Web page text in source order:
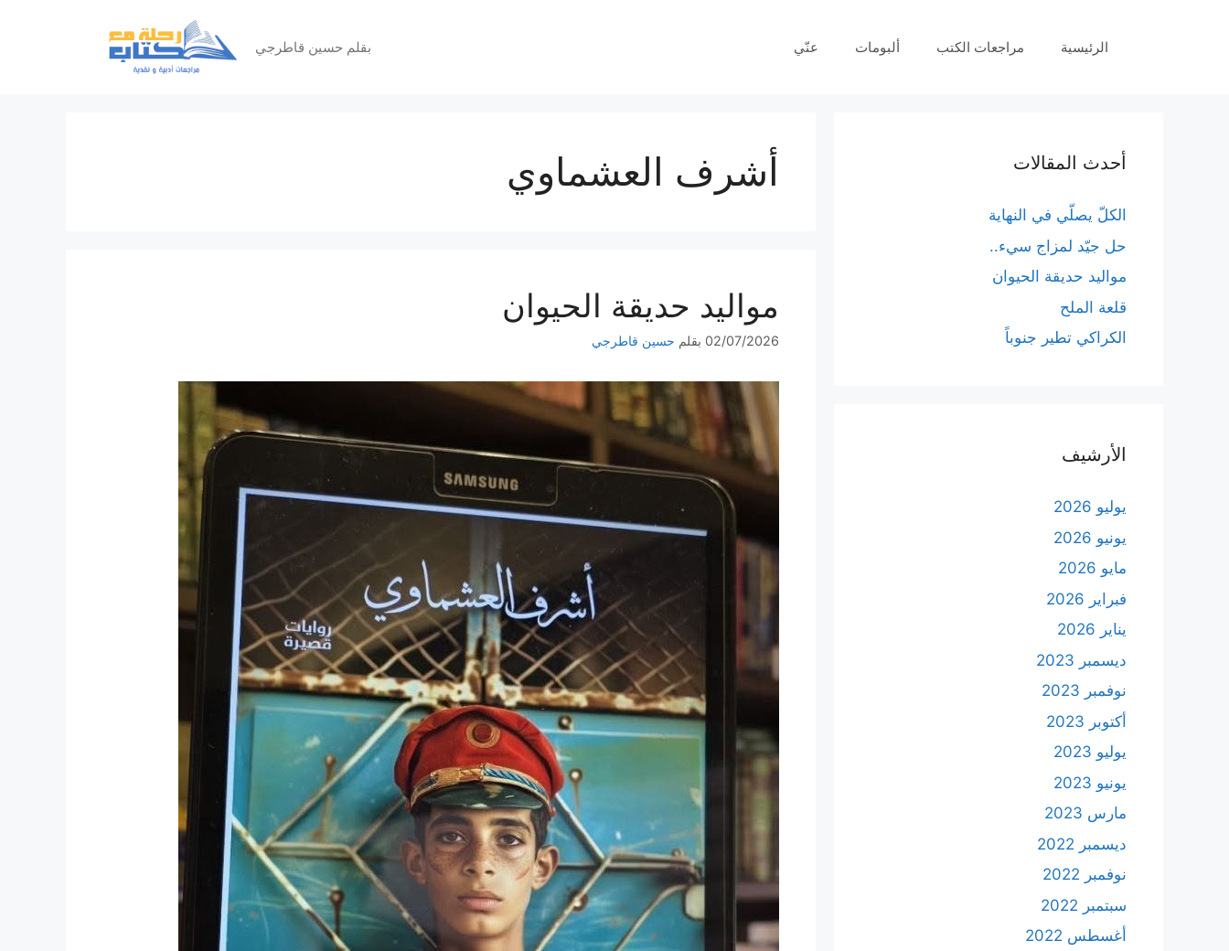
بقلم حسين قاطرجي الرئيسية مراجعات الكتب ألبومات عنّي
أشرف العشماوي
مواليد حديقة الحيوان
02/07/2026 بقلم حسين قاطرجي
أحدث المقالات
الكلّ يصلّي في النهاية
حل جيّد لمزاج سيء..
مواليد حديقة الحيوان
قلعة الملح
الكراكي تطير جنوباً
الأرشيف
يوليو 2026
يونيو 2026
مايو 2026
فبراير 2026
يناير 2026
ديسمبر 2023
نوفمبر 2023
أكتوبر 2023
يوليو 2023
يونيو 2023
مارس 2023
ديسمبر 2022
نوفمبر 2022
سبتمبر 2022
أغسطس 2022